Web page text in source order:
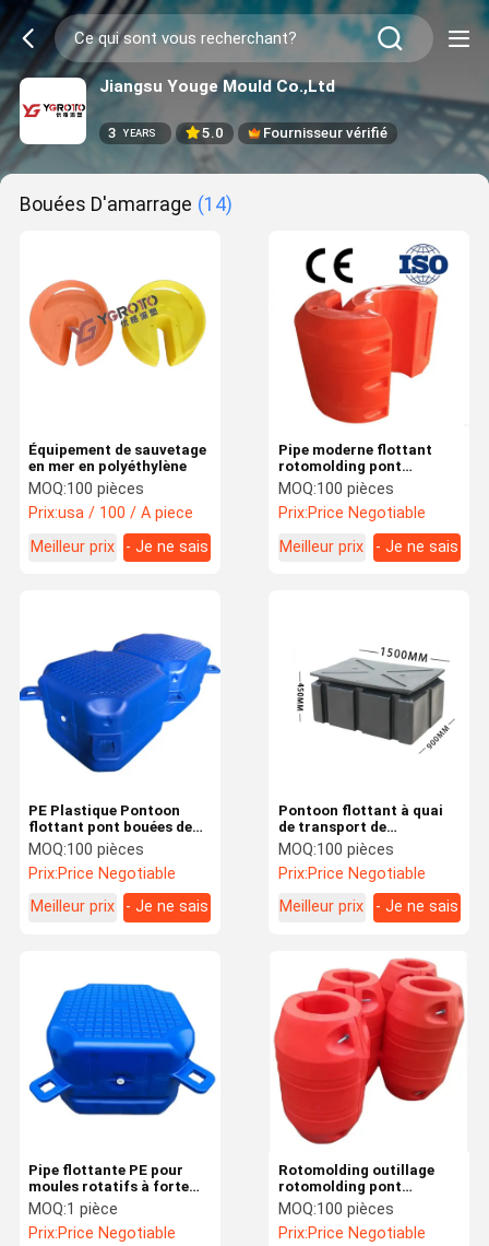
Jiangsu Youge Mould Co.,Ltd
3 YEARS 5.0 Fournisseur vérifié
Bouées D'amarrage (14)
Équipement de sauvetage
en mer en polyéthylène
MOQ:100 pièces
Prix:usa / 100 / A piece
Meilleur prix
- Je ne sais
Pipe moderne flottant
rotomolding pont
flottant pontoon
personnalisé bouées de
navigation marine
MOQ:100 pièces
Prix:Price Negotiable
Meilleur prix
- Je ne sais
PE Plastique Pontoon
flottant pont bouées de
rotomolding pour le parc
aquatique rivière lac
MOQ:100 pièces
Prix:Price Negotiable
Meilleur prix
- Je ne sais
Pontoon flottant à quai
de transport de
passagers Yacht de
plaisance
MOQ:100 pièces
Prix:Price Negotiable
Meilleur prix
- Je ne sais
Pipe flottante PE pour
moules rotatifs à forte
capacité de support
MOQ:1 pièce
Prix:Price Negotiable
Rotomolding outillage
rotomolding pont
flottant pontoon bouées
de navigation navale sur
mesure
MOQ:100 pièces
Prix:Price Negotiable